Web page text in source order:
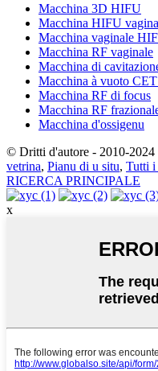
Macchina 3D HIFU
Macchina HIFU
Macchina vaginale
Macchina RF vaginale
Macchina di
Macchina à vuoto
Macchina RF di focus
Macchina RF
Macchina d'ossigenu
© Dritti d'autore - 2010-
vetrina, Pianu di u situ, Tutti i
RICERCA PRINCIPALE
x